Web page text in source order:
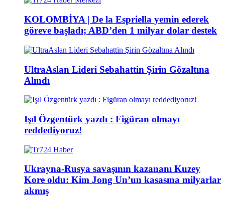
KOLOMBİYA | De la Espriella yemin ederek
göreve başladı; ABD’den 1 milyar dolar destek
UltraAslan Lideri Sebahattin Şirin Gözaltına
Alındı
Işıl Özgentürk yazdı : Figüran olmayı
reddediyoruz!
Ukrayna-Rusya savaşının kazananı Kuzey
Kore oldu: Kim Jong Un’un kasasına milyarlar
akmış